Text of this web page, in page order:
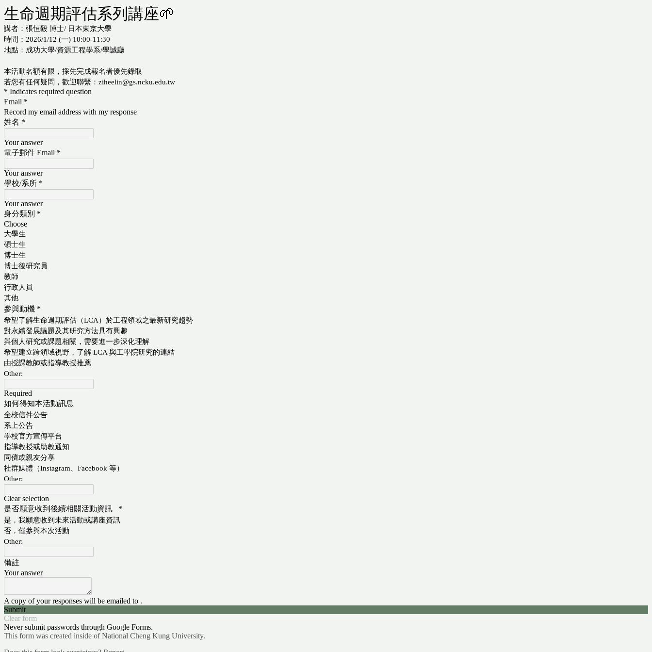
生命週期評估系列講座🌱
講者：張恒毅 博士/ 日本東京大學
時間：2026/1/12 (一) 10:00-11:30
地點：成功大學/資源工程學系/學誠廳
本活動名額有限，採先完成報名者優先錄取
若您有任何疑問，歡迎聯繫： ziheelin@gs.ncku.edu.tw
* Indicates required question
Email *
Record my email address with my response
姓名 *
Your answer
電子郵件 Email *
Your answer
學校/系所 *
Your answer
身分類別 *
Choose
大學生
碩士生
博士生
博士後研究員
教師
行政人員
其他
參與動機 *
希望了解生命週期評估（LCA）於工程領域之最新研究趨勢
對永續發展議題及其研究方法具有興趣
與個人研究或課題相關，需要進一步深化理解
希望建立跨領域視野，了解 LCA 與工學院研究的連結
由授課教師或指導教授推薦
Other:
Required
如何得知本活動訊息
全校信件公告
系上公告
學校官方宣傳平台
指導教授或助教通知
同儕或親友分享
社群媒體（Instagram、Facebook 等）
Other:
Clear selection
是否願意收到後續相關活動資訊
*
是，我願意收到未來活動或講座資訊
否，僅參與本次活動
Other:
備註
Your answer
A copy of your responses will be emailed to .
Submit
Clear form
Never submit passwords through Google Forms.
This form was created inside of National Cheng Kung University.